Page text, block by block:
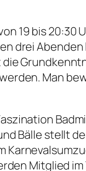
19 bis 20:30
drei
Man
Bälle stellt
Mitglied